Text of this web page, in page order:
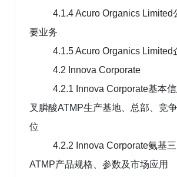
4.1.4 Acuro Organics Limited
要业务
4.1.5 Acuro Organics Limited
4.2 Innova Corporate
4.2.1 Innova Corporate基本
叉膦酸ATMP生产基地、总部、竞
位
4.2.2 Innova Corporate氨基
ATMP产品规格、参数及市场应用